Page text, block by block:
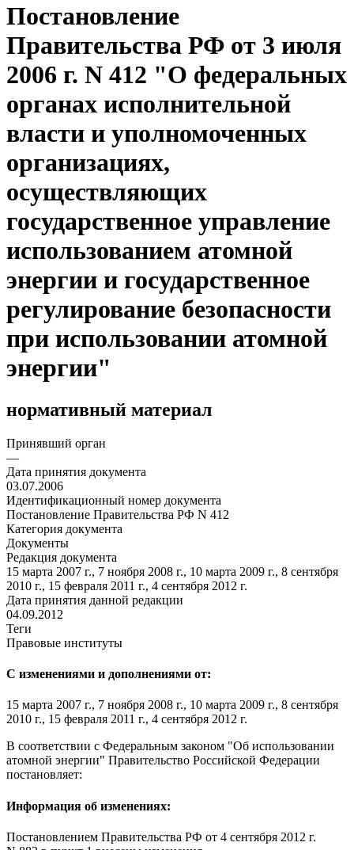
Постановление
Правительства РФ от 3 июля
2006 г. N 412 "О федеральных
органах исполнительной
власти и уполномоченных
организациях,
осуществляющих
государственное управление
использованием атомной
энергии и государственное
регулирование безопасности
при использовании атомной
энергии"
нормативный материал
Принявший орган
—
Дата принятия документа
03.07.2006
Идентификационный номер документа
Постановление Правительства РФ N 412
Категория документа
Документы
Редакция документа
15 марта 2007 г., 7 ноября 2008 г., 10 марта 2009 г., 8 сентября
2010 г., 15 февраля 2011 г., 4 сентября 2012 г.
Дата принятия данной редакции
04.09.2012
Теги
Правовые институты
С изменениями и дополнениями от:
15 марта 2007 г., 7 ноября 2008 г., 10 марта 2009 г., 8 сентября
2010 г., 15 февраля 2011 г., 4 сентября 2012 г.
В соответствии с Федеральным законом "Об использовании
атомной энергии" Правительство Российской Федерации
постановляет:
Информация об изменениях:
Постановлением Правительства РФ от 4 сентября 2012 г.